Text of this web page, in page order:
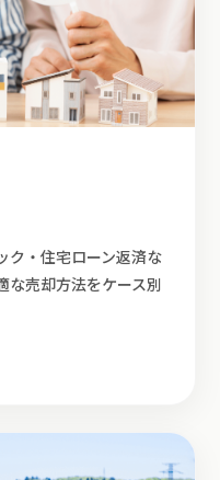
ク・住宅ローン返済な
な売却方法をケース別